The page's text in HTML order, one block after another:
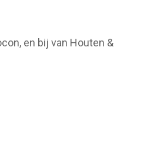
en bij van Houten &